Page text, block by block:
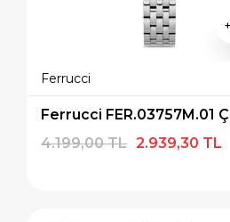
Ferrucci
2.939,30 TL
4.199,00 TL